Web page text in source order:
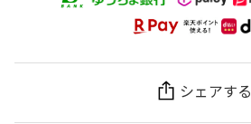
シェアする